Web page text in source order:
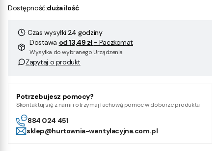
Dostępność:duża ilość
Czas wysyłki:24 godziny
Dostawa od 13,49 zł - Paczkomat
Wysyłka do wybranego Urządzenia
Zapytaj o produkt
Potrzebujesz pomocy?
Skontaktuj się z nami i otrzymaj fachową pomoc w doborze produktu
884 024 451
sklep@hurtownia-wentylacyjna.com.pl